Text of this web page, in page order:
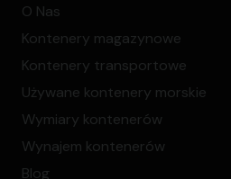
O Nas
Kontenery magazynowe
Kontenery transportowe
Używane kontenery morskie
Wymiary kontenerów
Wynajem kontenerów
Blog